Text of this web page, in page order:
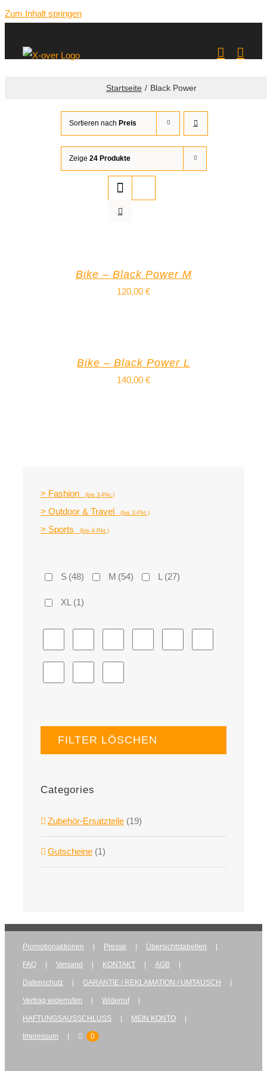
Zum Inhalt springen
Startseite Black Power
Sortieren nach Preis
Zeige 24 Produkte
Bike – Black Power M
120,00 €
Bike – Black Power L
140,00 €
> Fashion (bis 3-Pkt.)
> Outdoor & Travel (bis 3-Pkt.)
> Sports (bis 4-Pkt.)
S (48) M (54) L (27)
XL (1)
FILTER LÖSCHEN
Categories
Zubehör-Ersatzteile (19)
Gutscheine (1)
Promotionaktionen Presse Übersichtstabellen
FAQ Versand KONTAKT AGB
Datenschutz GARANTIE / REKLAMATION / UMTAUSCH
Vertrag widerrufen Widerruf
HAFTUNGSAUSSCHLUSS MEIN KONTO
Impressum 0